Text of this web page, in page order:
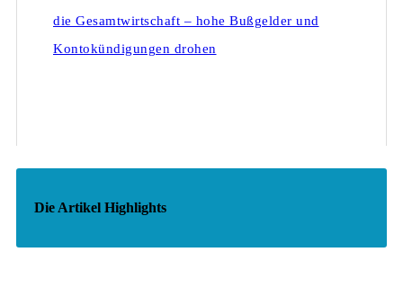
die Gesamtwirtschaft – hohe Bußgelder und
Kontokündigungen drohen
Die Artikel Highlights